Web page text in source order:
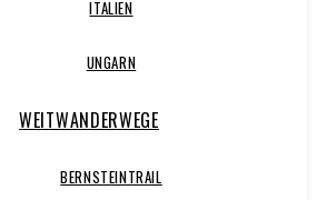
ITALIEN
UNGARN
WEITWANDERWEGE
BERNSTEINTRAIL